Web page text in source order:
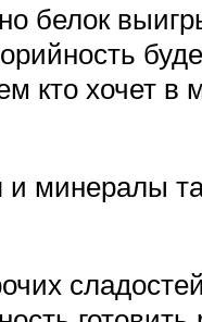
белок
кто хочет в
минералы